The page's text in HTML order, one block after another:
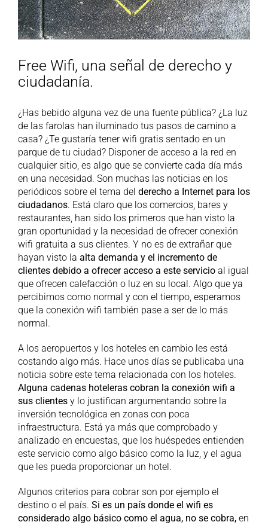
Free Wifi, una señal de derecho y
ciudadanía.
¿Has bebido alguna vez de una fuente pública? ¿La luz
de las farolas han iluminado tus pasos de camino a
casa? ¿Te gustaría tener wifi gratis sentado en un
parque de tu ciudad? Disponer de acceso a la red en
cualquier sitio, es algo que se convierte cada día más
en una necesidad. Son muchas las noticias en los
periódicos sobre el tema del derecho a Internet para los
ciudadanos. Está claro que los comercios, bares y
restaurantes, han sido los primeros que han visto la
gran oportunidad y la necesidad de ofrecer conexión
wifi gratuita a sus clientes. Y no es de extrañar que
hayan visto la alta demanda y el incremento de
clientes debido a ofrecer acceso a este servicio al igual
que ofrecen calefacción o luz en su local. Algo que ya
percibimos como normal y con el tiempo, esperamos
que la conexión wifi también pase a ser de lo más
normal.
A los aeropuertos y los hoteles en cambio les está
costando algo más. Hace unos días se publicaba una
noticia sobre este tema relacionada con los hoteles.
Alguna cadenas hoteleras cobran la conexión wifi a
sus clientes y lo justifican argumentando sobre la
inversión tecnológica en zonas con poca
infraestructura. Está ya más que comprobado y
analizado en encuestas, que los huéspedes entienden
este servicio como algo básico como la luz, y el agua
que les pueda proporcionar un hotel.
Algunos criterios para cobrar son por ejemplo el
destino o el país. Si es un país donde el wifi es
considerado algo básico como el agua, no se cobra, en